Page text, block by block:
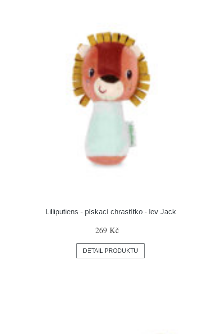
Lilliputiens - pískací chrastítko - lev Jack
269 Kč
DETAIL PRODUKTU